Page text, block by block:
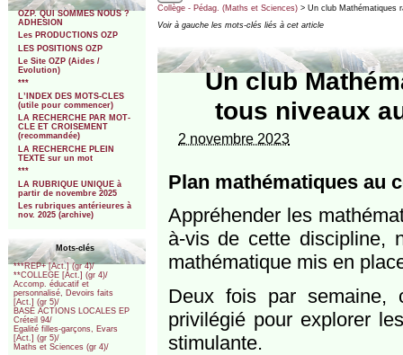
OZP. QUI SOMMES NOUS ?
ADHESION
Les PRODUCTIONS OZP
LES POSITIONS OZP
Le Site OZP (Aides /
Evolution)
***
L’INDEX DES MOTS-CLES
(utile pour commencer)
LA RECHERCHE PAR MOT-
CLE ET CROISEMENT
(recommandée)
LA RECHERCHE PLEIN
TEXTE sur un mot
***
LA RUBRIQUE UNIQUE à
partir de novembre 2025
Les rubriques antérieures à
nov. 2025 (archive)
Mots-clés
***REP+ [Act.] (gr 4)/
**COLLEGE [Act.] (gr 4)/
Accomp. éducatif et
personnalisé, Devoirs faits
[Act.] (gr 5)/
BASE ACTIONS LOCALES EP
Créteil 94/
Egalité filles-garçons, Evars
[Act.] (gr 5)/
Maths et Sciences (gr 4)/
Collège - Pédag. (Maths et Sciences)> Un club Mathématiques
Voir à gauche les mots-clés liés à cet article
Un club
tous niveaux
2 novembre 2023
Plan mathématiques au
Appréhender les
à-vis de cette discipline,
mathématique mis en
Deux fois par
privilégié pour explorer
stimulante.